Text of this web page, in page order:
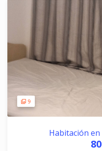
9
Habitación